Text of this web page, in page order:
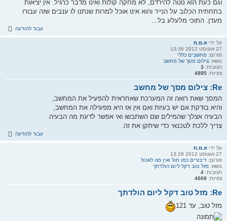
וגם כעת הוא נוטה להירדם, לא מחקה קולות ואינו מדבר כרגיל. אין יציאות
בתחתית הכלוב על הנייר והוא אינו אוכל למרות שנתנו לו ענבים שזה עבורו
מעדן. התוכי מלעלע בל...
עבור להודעה
על ידי א.מ.ת
27 אוגוסט 2012 13:36
פורום: מחשבים כללי
נושא: צילום מסך של מחשב
תגובות: 3
צפיות: 4895
Re: צילום מסך של מחשב
המסך שאת רואה זה המערכת שאחראית להפעיל את המחשב,
והיא בודקת אם יש בעיות ואם אין אז היא מפעילה את המחשב,
הבעיה אצלך שהמילים שם השתבשו ואי אפשר לדעת מה הבעיה.
צריך ללכת לטכנאי כדי שיתקן את זה.
עבור להודעה
על ידי א.מ.ת
27 אוגוסט 2012 13:28
פורום: דיבורים כמו חול ואין מה לאכול
נושא: מזל טוב דקל ליום הולדתך
תגובות: 4
צפיות: 4669
Re: מזל טוב דקל ליום הולדתך
מזל טוב, עד 121